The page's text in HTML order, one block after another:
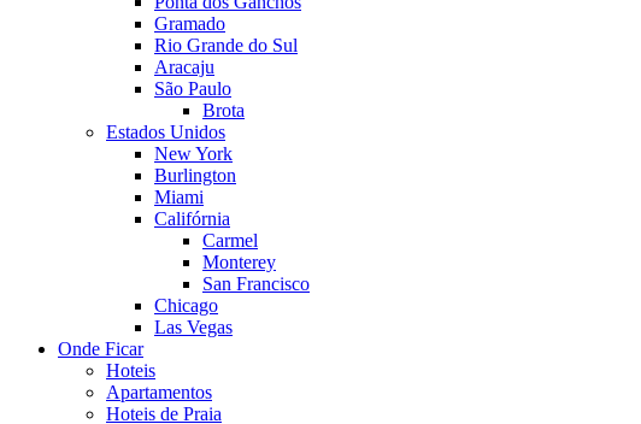
Gramado
Rio Grande do Sul
Aracaju
São Paulo
Brota
Estados Unidos
New York
Burlington
Miami
Califórnia
Carmel
Monterey
San Francisco
Chicago
Las Vegas
Onde Ficar
Hoteis
Apartamentos
Hoteis de Praia